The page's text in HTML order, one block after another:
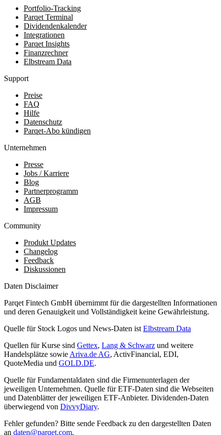
Portfolio-Tracking
Parqet Terminal
Dividendenkalender
Integrationen
Parqet Insights
Finanzrechner
Elbstream Data
Support
Preise
FAQ
Hilfe
Datenschutz
Parqet-Abo kündigen
Unternehmen
Presse
Jobs / Karriere
Blog
Partnerprogramm
AGB
Impressum
Community
Produkt Updates
Changelog
Feedback
Diskussionen
Daten Disclaimer
Parqet Fintech GmbH übernimmt für die dargestellten Informationen
und deren Genauigkeit und Vollständigkeit keine Gewährleistung.
Quelle für Stock Logos und News-Daten ist Elbstream Data
Quellen für Kurse sind Gettex, Lang & Schwarz und weitere
Handelsplätze sowie Ariva.de AG, ActivFinancial, EDI,
QuoteMedia und GOLD.DE.
Quelle für Fundamentaldaten sind die Firmenunterlagen der
jeweiligen Unternehmen. Quelle für ETF-Daten sind die Webseiten
und Datenblätter der jeweiligen ETF-Anbieter. Dividenden-Daten
überwiegend von DivvyDiary.
Fehler gefunden? Bitte sende Feedback zu den dargestellten Daten
an daten@parqet.com.